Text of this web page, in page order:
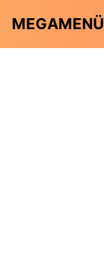
MEGAMENÜ